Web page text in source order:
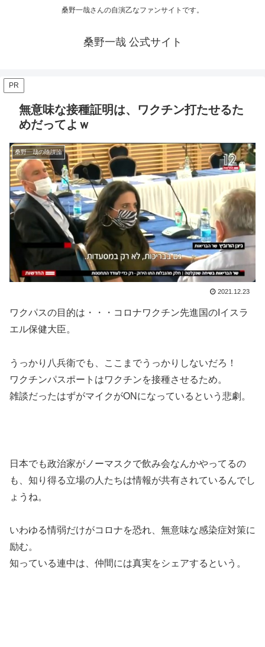
桑野一哉さんの自演乙なファンサイトです。
桑野一哉 公式サイト
PR
無意味な接種証明は、ワクチン打たせるた
めだってよｗ
桑野一哉の陰謀論
2021.12.23
ワクパスの目的は・・・コロナワクチン先進国のIイスラ
エル保健大臣。
うっかり八兵衛でも、ここまでうっかりしないだろ！
ワクチンパスポートはワクチンを接種させるため。
雑談だったはずがマイクがONになっているという悲劇。
日本でも政治家がノーマスクで飲み会なんかやってるの
も、知り得る立場の人たちは情報が共有されているんでし
ょうね。
いわゆる情弱だけがコロナを恐れ、無意味な感染症対策に
励む。
知っている連中は、仲間には真実をシェアするという。